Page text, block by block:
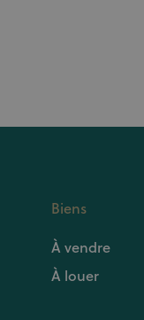
Biens
À vendre
À louer